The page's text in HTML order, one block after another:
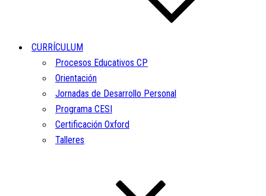
CURRÍCULUM
Procesos Educativos CP
Orientación
Jornadas de Desarrollo Personal
Programa CESI
Certificación Oxford
Talleres